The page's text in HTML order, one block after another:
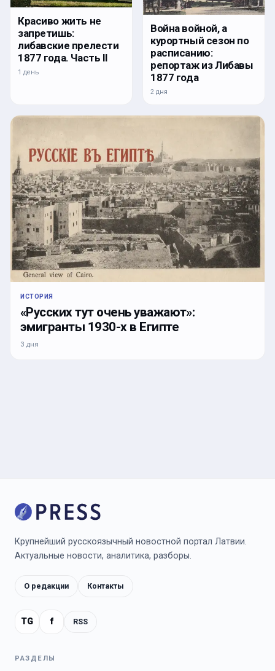
Красиво жить не
запретишь:
либавские прелести
1877 года. Часть II
1 день
Война войной, а
курортный сезон по
расписанию:
репортаж из Либавы
1877 года
2 дня
ИСТОРИЯ
«Русских тут очень уважают»:
эмигранты 1930-х в Египте
3 дня
Крупнейший русскоязычный новостной портал Латвии.
Актуальные новости, аналитика, разборы.
О редакции Контакты
TG f RSS
РАЗДЕЛЫ